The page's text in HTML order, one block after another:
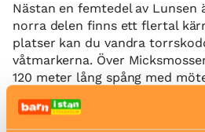
Nästan en femtedel av Lunsen
norra delen finns ett flertal
platser kan du vandra
våtmarkerna. Över
120 meter lång spång med
växtligheten mest av
och små gran-, björk- och